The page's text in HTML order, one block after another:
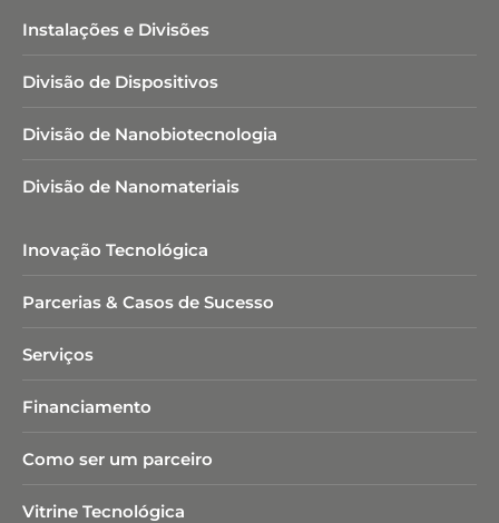
Instalações e Divisões
Divisão de Dispositivos
Divisão de Nanobiotecnologia​
Divisão de Nanomateriais
Inovação Tecnológica
Parcerias & Casos de Sucesso
Serviços
Financiamento
Como ser um parceiro
Vitrine Tecnológica